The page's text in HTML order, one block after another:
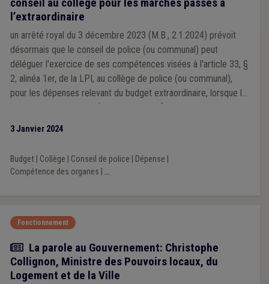
conseil au collège pour les marchés passés à
l’extraordinaire
un arrêté royal du 3 décembre 2023 (M.B., 2.1.2024) prévoit
désormais que le conseil de police (ou communal) peut
déléguer l'exercice de ses compétences visées à l'article 33, §
2, alinéa 1er, de la LPI, au collège de police (ou communal),
pour les dépenses relevant du budget extraordinaire, lorsque la
2024.
3 Janvier 2024
Budget| Collège Conseil de police Dépense
Compétence des organes
...
Fonctionnement
Article
La parole au Gouvernement: Christophe
Collignon, Ministre des Pouvoirs locaux, du
Logement et de la Ville